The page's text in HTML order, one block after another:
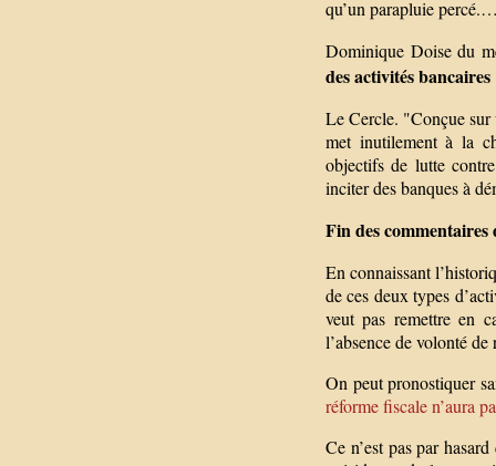
qu’un parapluie
Dominique Doise du
des activités
Le Cercle. "Conçue sur
met inutilement à la
objectifs de lutte
inciter des banques à
Fin des commentaires
En connaissant
de ces deux types
veut pas remettre en
l’absence de volonté
On peut pronostiquer
réforme fiscale n’aura
Ce n’est pas par